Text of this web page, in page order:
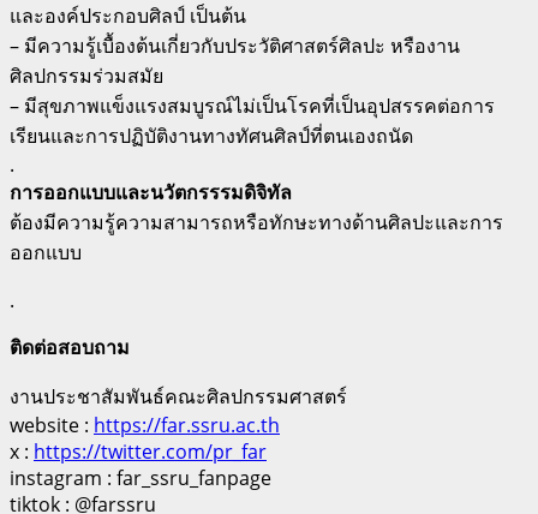
และองค์ประกอบศิลป์ เป็นต้น
– มีความรู้เบื้องต้นเกี่ยวกับประวัติศาสตร์ศิลปะ หรืองาน
ศิลปกรรมร่วมสมัย
– มีสุขภาพแข็งแรงสมบูรณ์ไม่เป็นโรคที่เป็นอุปสรรคต่อการ
เรียนและการปฏิบัติงานทางทัศนศิลป์ที่ตนเองถนัด
.
การออกแบบและนวัตกรรรมดิจิทัล
ต้องมีความรู้ความสามารถหรือทักษะทางด้านศิลปะและการ
ออกแบบ
.
ติดต่อสอบถาม
งานประชาสัมพันธ์คณะศิลปกรรมศาสตร์
website : https://far.ssru.ac.th
x : https://twitter.com/pr_far
instagram : far_ssru_fanpage
tiktok : @farssru